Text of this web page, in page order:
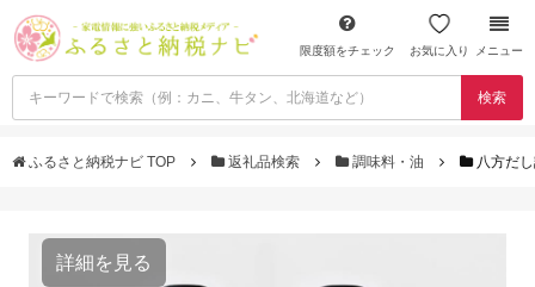
限度額をチェック お気に入り メニュー
検索
ふるさと納税ナビ TOP 返礼品検索 調味料・油 八方だ
詳細を見る